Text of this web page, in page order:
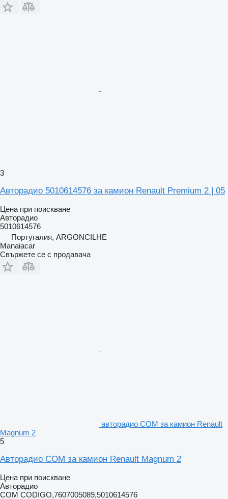
3
Авторадио 5010614576 за камион Renault Premium 2 | 05
Цена при поискване
Авторадио
5010614576
Португалия, ARGONCILHE
Manaiacar
Свържете се с продавача
авторадио COM за камион Renault
Magnum 2
5
Авторадио COM за камион Renault Magnum 2
Цена при поискване
Авторадио
COM CODIGO,7607005089,5010614576